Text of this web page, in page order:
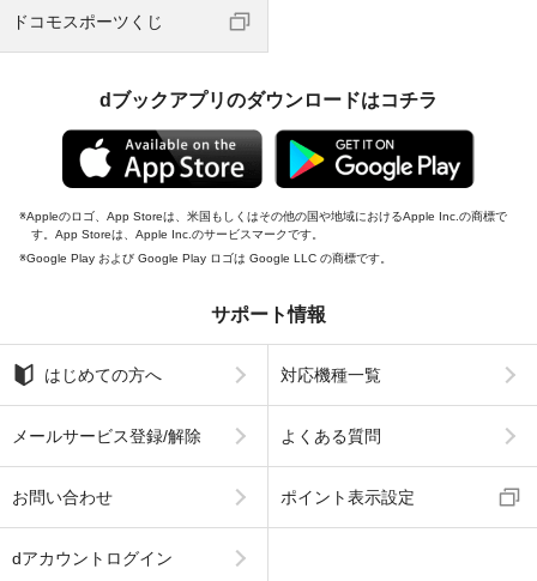
ドコモスポーツくじ
dブックアプリのダウンロードはコチラ
Appleのロゴ、App Storeは、米国もしくはその他の国や地域におけるApple Inc.の商標で
す。App Storeは、Apple Inc.のサービスマークです。
Google Play および Google Play ロゴは Google LLC の商標です。
サポート情報
はじめての方へ 対応機種一覧
メールサービス登録/解除 よくある質問
お問い合わせ ポイント表示設定
dアカウントログイン